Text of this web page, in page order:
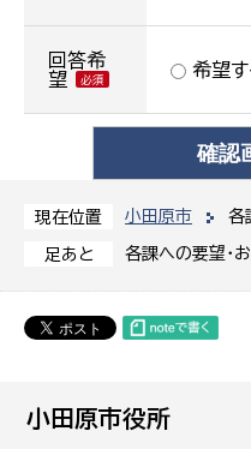
現在位置 小田原市 各
足あと 各課への要望・
回答希
望
希望す
小田原市役所